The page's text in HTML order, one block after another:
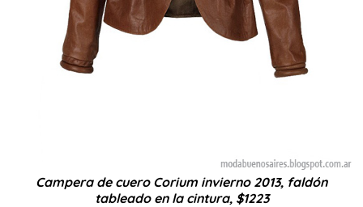
Campera de cuero Corium invierno 2013, faldón
tableado en la cintura, $1223